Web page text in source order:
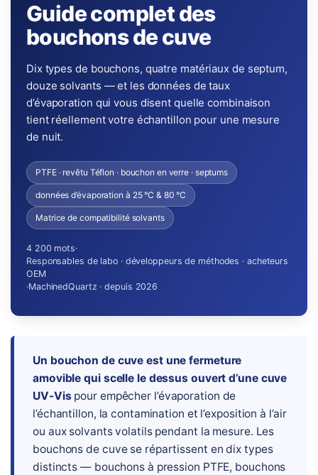
Guide complet des
bouchons de cuve
Dix types de bouchons, quatre matériaux de septum,
douze solvants — et les données de taux
d’évaporation qui vous disent quelle combinaison
tient réellement votre échantillon pour une mesure
de nuit.
PTFE · revêtu Téflon · bouchon en verre · septums
données d’évaporation à 25 °C & 80 °C
Matrice de compatibilité solvants
4 200 mots·
Responsables de labo · développeurs de méthodes · acheteurs
OEM
·MachinedQuartz · depuis 2026
Un bouchon de cuve est une fermeture
amovible qui scelle le dessus ouvert d’une cuve
UV-Vis pour empêcher l’évaporation de
l’échantillon, la contamination et l’exposition à l’air
ou aux solvants volatils pendant la mesure. Les
bouchons de cuve se répartissent en dix types
distincts — bouchons à pression PTFE, bouchons